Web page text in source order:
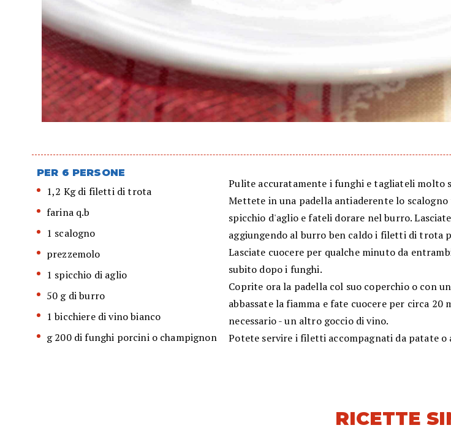
PER 6 PERSONE
1,2 Kg di filetti di trota
farina q.b
1 scalogno
prezzemolo
1 spicchio di aglio
50 g di burro
1 bicchiere di vino bianco
g 200 di funghi porcini o champignon
Pulite accuratamente i funghi e tagliateli molto
Mettete in una padella antiaderente lo
spicchio d'aglio e fateli dorare nel burro.
aggiungendo al burro ben caldo i filetti di trota
Lasciate cuocere per qualche minuto da
subito dopo i funghi.
Coprite ora la padella col suo coperchio o con
abbassate la fiamma e fate cuocere per circa 20
necessario - un altro goccio di vino.
Potete servire i filetti accompagnati da patate o
RICETTE